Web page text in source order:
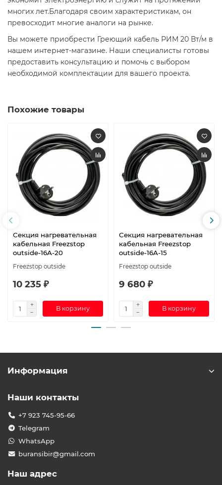
многих лет.Благодаря своим характеристикам, он
превосходит многие аналоги на рынке.
Вы можете приобрести Греющий кабель РИМ 20 Вт/м в
нашем интернет-магазине. Наши специалисты готовы
предоставить консультацию и помочь с выбором
необходимой комплектации для вашего проекта.
Похожие товары
Секция нагревательная
кабельная Freezstop
outside-16A-20
Freezstop outside
10 235 ₽
В корзину
Секция нагревательная
кабельная Freezstop
outside-16A-15
Freezstop outside
9 680 ₽
В корзину
Информация
Наши контакты
+7 923 745-95-66
Telegram
WhatsApp
buransibir@gmail.com
Наш адрес